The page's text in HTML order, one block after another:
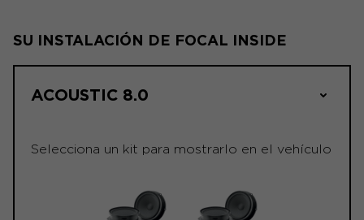
SU INSTALACIÓN DE FOCAL INSIDE
ACOUSTIC 8.0
Selecciona un kit para mostrarlo en el vehículo